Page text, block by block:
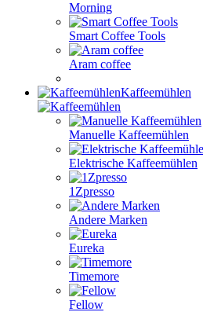
Morning
Smart Coffee Tools
Aram coffee
Kaffeemühlen
Manuelle Kaffeemühlen
Elektrische Kaffeemühlen
1Zpresso
Andere Marken
Eureka
Timemore
Fellow